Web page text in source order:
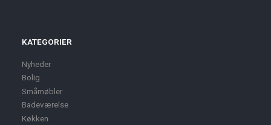
KATEGORIER
Nyheder
Bolig
Småmøbler
Badeværelse
Køkken